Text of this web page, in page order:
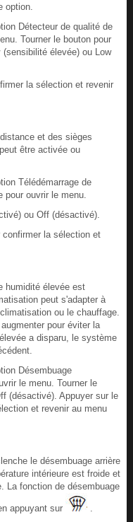
option.
Détecteur de qualité de
Tourner le bouton pour
élevée) ou Low
la sélection et revenir
et des sièges
être activée ou
Télédémarrage de
ouvrir le menu.
ou Off (désactivé).
la sélection et
humidité élevée est
peut s'adapter à
ou le chauffage.
pour éviter la
a disparu, le système
Désembuage
le menu. Tourner le
(désactivé). Appuyer sur le
et revenir au menu
le désembuage arrière
intérieure est froide et
La fonction de désembuage
appuyant sur
.